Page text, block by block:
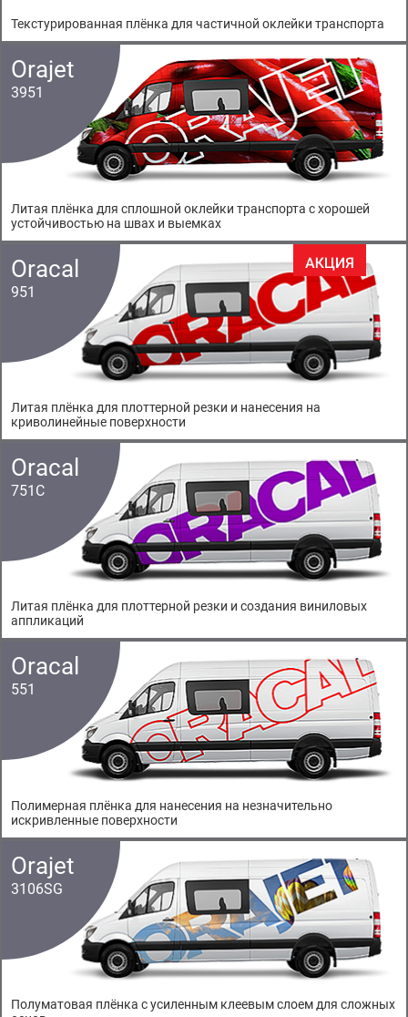
Текстурированная плёнка для частичной оклейки транспорта
Orajet
3951
Литая плёнка для сплошной оклейки транспорта с хорошей
устойчивостью на швах и выемках
Oracal
951
Литая плёнка для плоттерной резки и нанесения на
криволинейные поверхности
Oracal
751C
Литая плёнка для плоттерной резки и создания виниловых
аппликаций
Oracal
551
Полимерная плёнка для нанесения на незначительно
искривленные поверхности
Orajet
3106SG
Полуматовая плёнка с усиленным клеевым слоем для сложных